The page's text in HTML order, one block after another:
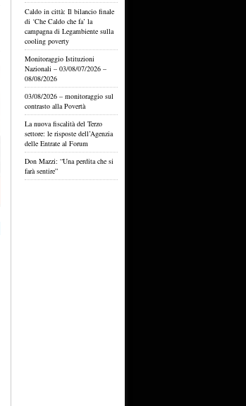
Caldo in città: Il bilancio finale
di ‘Che Caldo che fa’ la
campagna di Legambiente sulla
cooling poverty
Monitoraggio Istituzioni
Nazionali – 03/08/07/2026 –
08/08/2026
03/08/2026 – monitoraggio sul
contrasto alla Povertà
La nuova fiscalità del Terzo
settore: le risposte dell’Agenzia
delle Entrate al Forum
Don Mazzi: “Una perdita che si
farà sentire”